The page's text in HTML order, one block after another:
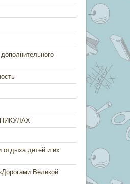
отдыха детей и их
Великой